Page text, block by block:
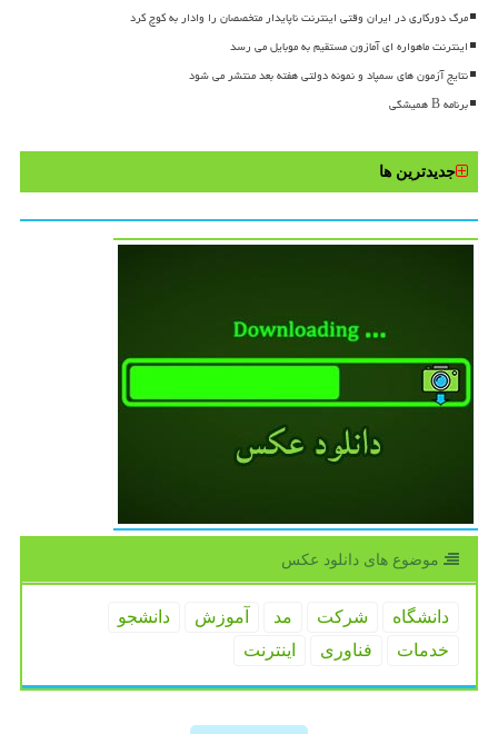
مرگ دورکاری در ایران وقتی اینترنت ناپایدار متخصصان را وادار به کوچ کرد
اینترنت ماهواره ای آمازون مستقیم به موبایل می رسد
نتایج آزمون های سمپاد و نمونه دولتی هفته بعد منتشر می شود
برنامه B همیشگی
جدیدترین ها
موضوع های دانلود عكس
دانشگاه شركت مد آموزش
دانشجو
خدمات
فناوری اینترنت